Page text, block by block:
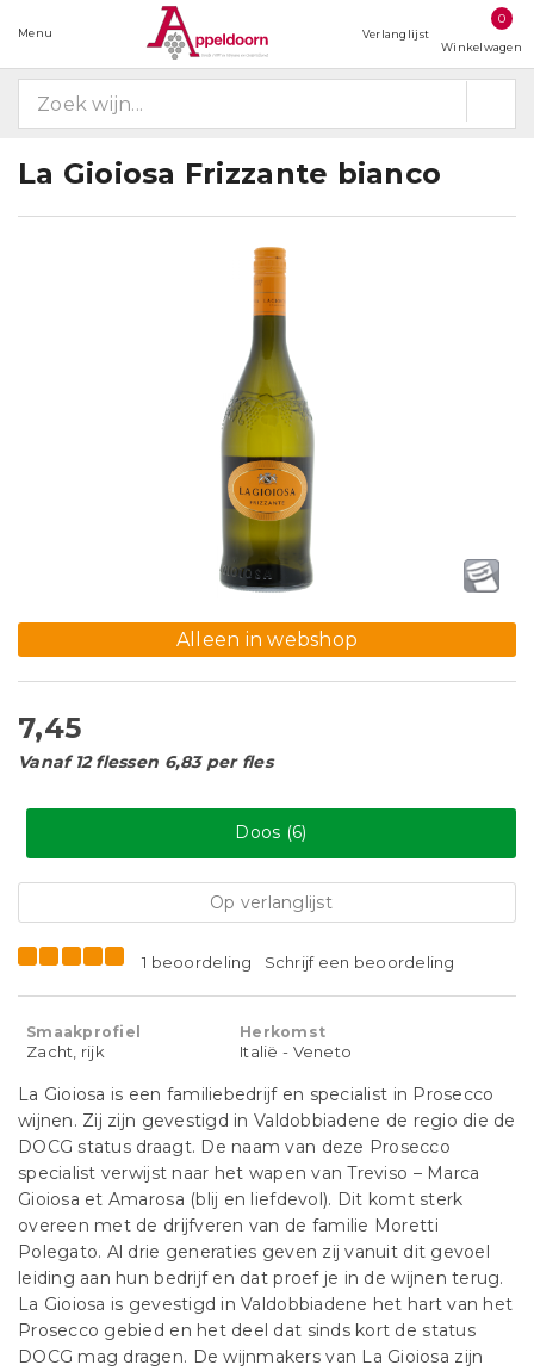
Menu Verlanglijst
0
Winkelwagen
La Gioiosa Frizzante bianco
Alleen in webshop
7,45
Vanaf 12 flessen 6,83 per fles
Doos (6)
Op verlanglijst
1 beoordeling Schrijf een beoordeling
Smaakprofiel
Zacht, rijk
Herkomst
Italië - Veneto
La Gioiosa is een familiebedrijf en specialist in Prosecco
wijnen. Zij zijn gevestigd in Valdobbiadene de regio die de
DOCG status draagt. De naam van deze Prosecco
specialist verwijst naar het wapen van Treviso – Marca
Gioiosa et Amarosa (blij en liefdevol). Dit komt sterk
overeen met de drijfveren van de familie Moretti
Polegato. Al drie generaties geven zij vanuit dit gevoel
leiding aan hun bedrijf en dat proef je in de wijnen terug.
La Gioiosa is gevestigd in Valdobbiadene het hart van het
Prosecco gebied en het deel dat sinds kort de status
DOCG mag dragen. De wijnmakers van La Gioiosa zijn